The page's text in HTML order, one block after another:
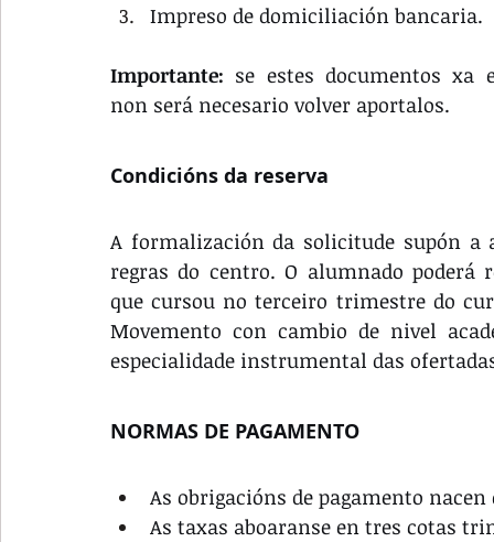
Impreso de domiciliación bancaria.
Importante: se estes documentos
non será necesario volver aportalos.
Condicións da reserva
A formalización da solicitude supón a
regras do centro. O alumnado poderá
que cursou no terceiro trimestre do
Movemento con cambio de nivel
especialidade instrumental das
NORMAS DE PAGAMENTO
As obrigacións de pagamento
As taxas aboaranse en tres cotas